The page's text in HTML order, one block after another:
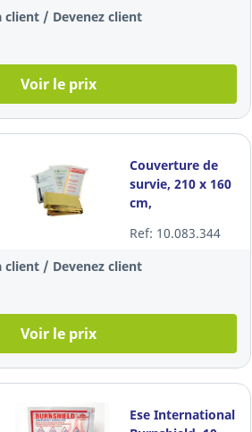
client / Devenez client
Voir le prix
Couverture de
survie, 210 x 160
cm,
Ref: 10.083.344
client / Devenez client
Voir le prix
Ese International